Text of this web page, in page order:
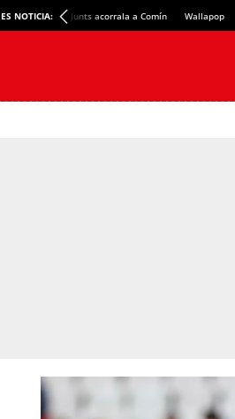
ES NOTICIA: Junts acorrala a Comín Wallapop